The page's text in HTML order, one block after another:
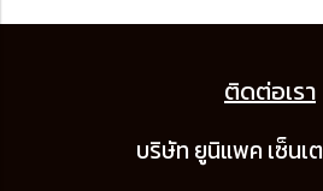
ติดต่อเรา
บริษัท ยูนิแพค เซ็นเต